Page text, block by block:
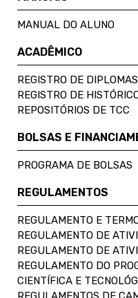
MANUAL DO ALUNO
ACADÊMICO
REGISTRO DE DIPLOMAS
REGISTRO DE
REPOSITÓRIOS DE TCC
BOLSAS E
PROGRAMA DE BOLSAS
REGULAMENTOS
REGULAMENTO E
REGULAMENTO DE
REGULAMENTO DE
REGULAMENTO DO
CIENTÍFICA E